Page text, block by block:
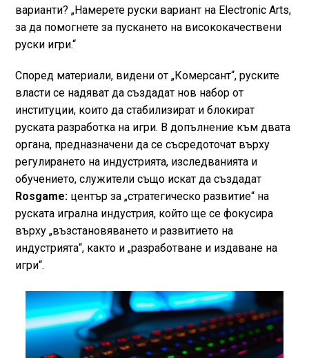
варианти? „Намерете руски вариант на Electronic Arts,
за да помогнете за пускането на висококачествени
руски игри.“
Според материали, видени от „Комерсант“, руските
власти се надяват да създадат нов набор от
институции, които да стабилизират и блокират
руската разработка на игри. В допълнение към двата
органа, предназначени да се съсредоточат върху
регулирането на индустрията, изследванията и
обучението, служители също искат да създадат
Rosgame:център за „стратегическо развитие“ на
руската игрална индустрия, който ще се фокусира
върху „възстановяването и развитието на
индустрията“, както и „разработване и издаване на
игри“.